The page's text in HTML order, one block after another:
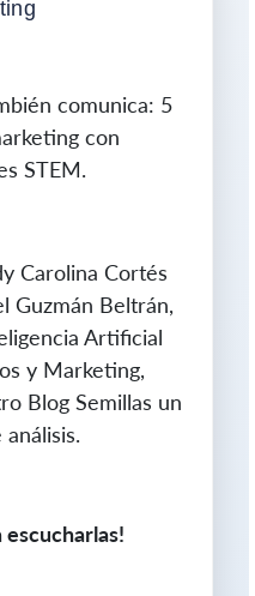
comunica: 5
con
STEM.
Carolina Cortés
Guzmán Beltrán,
Artificial
y Marketing,
Blog Semillas un
escucharlas!